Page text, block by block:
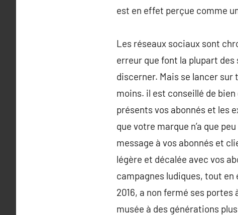
est en effet perçue comme
Les réseaux sociaux sont
erreur que font la plupart
discerner. Mais se lancer sur
moins. il est conseillé de
présents vos abonnés et les
que votre marque n’a que
message à vos abonnés et
légère et décalée avec vos
campagnes ludiques, tout en
2016, a non fermé ses
musée à des générations